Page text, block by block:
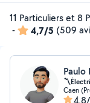
11 Particuliers et 8
-
4,7/5 (509
Paulo
〽️
Caen